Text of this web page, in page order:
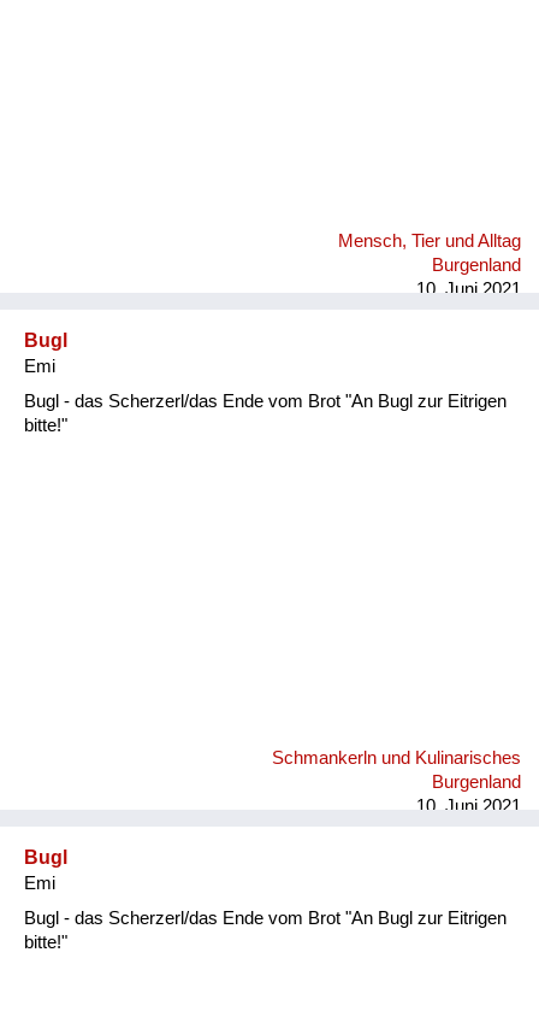
Mensch, Tier und Alltag
Burgenland
10. Juni 2021
Bugl
Emi
Bugl - das Scherzerl/das Ende vom Brot "An Bugl zur Eitrigen
bitte!"
Schmankerln und Kulinarisches
Burgenland
10. Juni 2021
Bugl
Emi
Bugl - das Scherzerl/das Ende vom Brot "An Bugl zur Eitrigen
bitte!"